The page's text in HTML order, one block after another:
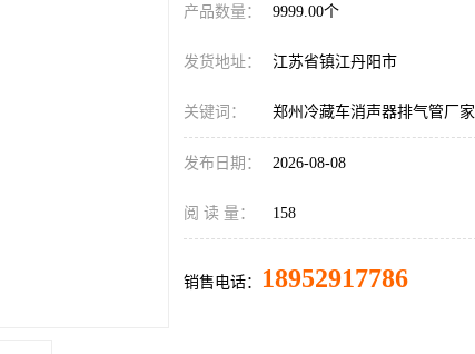
产品数量： 9999.00个
发货地址： 江苏省镇江丹阳市
关键词： 郑州冷藏车消声器排气管厂家
发布日期： 2026-08-08
阅 读 量： 158
销售电话： 18952917786